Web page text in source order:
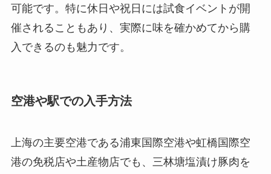
可能です。特に休日や祝日には試食イベントが開
催されることもあり、実際に味を確かめてから購
入できるのも魅力です。
空港や駅での入手方法
上海の主要空港である浦東国際空港や虹橋国際空
港の免税店や土産物店でも、三林塘塩漬け豚肉を